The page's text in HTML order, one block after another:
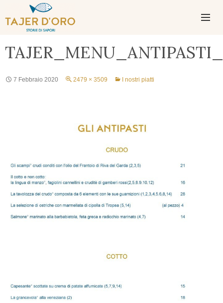
AL
CONTENUTO
7 Febbraio 2020 2479 × 3509 I nostri piatti